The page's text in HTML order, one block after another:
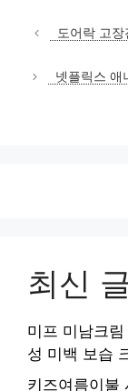
도어락 고
넷플릭스 애
최신
미프 미남크
성 미백 보습
키즈여름이불